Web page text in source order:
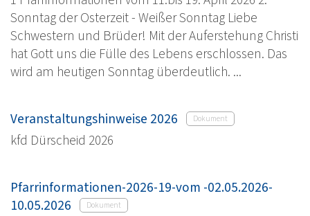
Sonntag der Osterzeit - Weißer Sonntag Liebe
Schwestern und Brüder! Mit der Auferstehung Christi
hat Gott uns die Fülle des Lebens erschlossen. Das
wird am heutigen Sonntag überdeutlich. ...
Veranstaltungshinweise 2026 Dokument
kfd Dürscheid 2026
Pfarrinformationen-2026-19-vom -02.05.2026-
10.05.2026
Dokument